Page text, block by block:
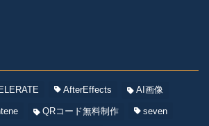
AfterEffects AI画像
QRコード無料制作 seven